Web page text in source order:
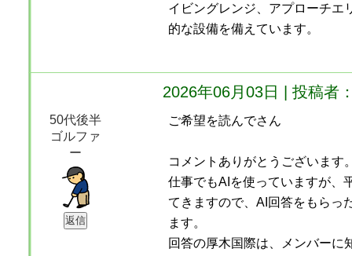
イビングレンジ、アプローチエ
的な設備を備えています。
2026年06月03日 | 投稿者
50代後半
ゴルファ
ー
ご希望を読んでさん
コメントありがとうございます
仕事でもAIを使っていますが、
てきますので、AI回答をもらっ
ます。
回答の厚木国際は、メンバーに